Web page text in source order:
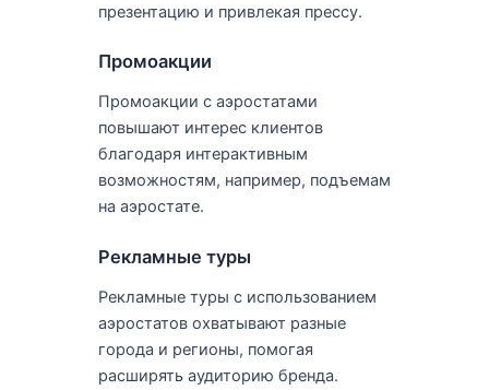
презентацию и привлекая прессу.
Промоакции
Промоакции с аэростатами
повышают интерес клиентов
благодаря интерактивным
возможностям, например, подъемам
на аэростате.
Рекламные туры
Рекламные туры с использованием
аэростатов охватывают разные
города и регионы, помогая
расширять аудиторию бренда.